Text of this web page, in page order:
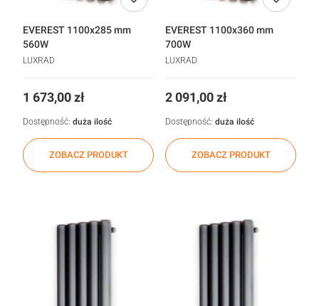
EVEREST 1100x285 mm
560W
LUXRAD
Cena
1 673,00 zł
ZOBACZ PRODUKT
Dostępność: duża ilość
EVEREST 1100x360 mm
700W
LUXRAD
Cena
2 091,00 zł
ZOBACZ PRODUKT
Dostępność: duża ilość